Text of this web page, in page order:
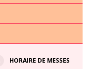
HORAIRE DE MESSES